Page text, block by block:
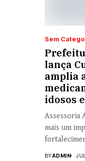
Sem
lança
amplia
idosos
Assessoria
mais um
BYADMIN